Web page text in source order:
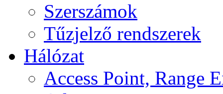
Szerszámok
Tűzjelző rendszerek
Hálózat
Access Point, Range